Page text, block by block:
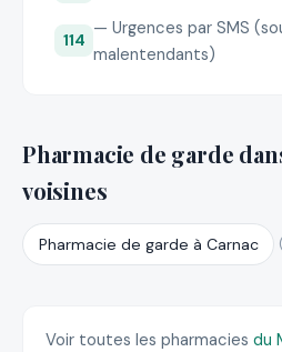
114
— Urgences par SMS
malentendants)
Pharmacie de garde
voisines
Pharmacie de garde à Carnac
Voir toutes les pharmacies du